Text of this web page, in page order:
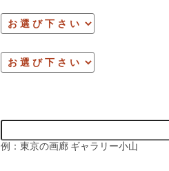
例：東京の画廊 ギャラリー小山